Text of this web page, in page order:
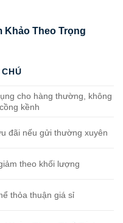
Khảo Theo Trọng
cho hàng thường, không
kềnh
đãi nếu gửi thường xuyên
theo khối lượng
thỏa thuận giá sỉ